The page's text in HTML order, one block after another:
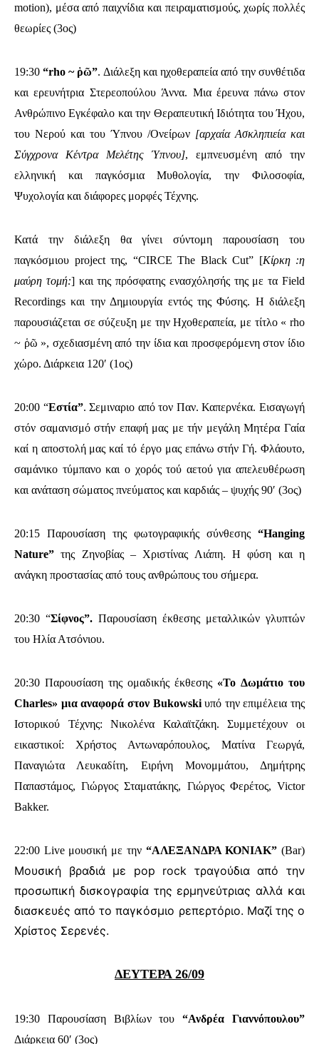
motion), μέσα από παιχνίδια και πειραματισμούς, χωρίς πολλές
θεωρίες (3ος)
19:30 “rho ~ ῥῶ”. Διάλεξη και ηχοθεραπεία από την συνθέτιδα
και ερευνήτρια Στερεοπούλου Άννα. Μια έρευνα πάνω στον
Ανθρώπινο Εγκέφαλο και την Θεραπευτική Ιδιότητα του Ήχου,
του Νερού και του Ύπνου /Ονείρων [αρχαία Ασκληπιεία και
Σύγχρονα Κέντρα Μελέτης Ύπνου], εμπνευσμένη από την
ελληνική και παγκόσμια Μυθολογία, την Φιλοσοφία,
Ψυχολογία και διάφορες μορφές Τέχνης.
Κατά την διάλεξη θα γίνει σύντομη παρουσίαση του
παγκόσμιου project της, “CIRCE The Black Cut” [Κίρκη :η
μαύρη τομή:] και της πρόσφατης ενασχόλησής της με τα Field
Recordings και την Δημιουργία εντός της Φύσης. Η διάλεξη
παρουσιάζεται σε σύζευξη με την Ηχοθεραπεία, με τίτλο « rho
~ ῥῶ », σχεδιασμένη από την ίδια και προσφερόμενη στον ίδιο
χώρο. Διάρκεια 120′ (1ος)
20:00 “Εστία”.Σεμιναριο από τον Παν. Καπερνέκα. Εισαγωγή
στόν σαμανισμό στήν επαφή μας με τήν μεγάλη Μητέρα Γαία
καί η αποστολή μας καί τό έργο μας επάνω στήν Γή. Φλάουτο,
σαμάνικο τύμπανο και ο χορός τού αετού για απελευθέρωση
και ανάταση σώματος πνεύματος και καρδιάς – ψυχής 90′ (3ος)
20:15 Παρουσίαση της φωτογραφικής σύνθεσης “Hanging
Nature” της Ζηνοβίας – Χριστίνας Λιάπη. Η φύση και η
ανάγκη προστασίας από τους ανθρώπους του σήμερα.
20:30 “Σίφνος”. Παρουσίαση έκθεσης μεταλλικών γλυπτών
του Ηλία Ατσόνιου.
20:30 Παρουσίαση της ομαδικής έκθεσης «To Δωμάτιο του
Charles» μια αναφορά στον Bukowskiυπό την επιμέλεια της
Ιστορικού Τέχνης: Νικολένα Καλαϊτζάκη. Συμμετέχουν οι
εικαστικοί: Χρήστος Αντωναρόπουλος, Ματίνα Γεωργά,
Παναγιώτα Λευκαδίτη, Ειρήνη Μονομμάτου, Δημήτρης
Παπαστάμος, Γιώργος Σταματάκης, Γιώργος Φερέτος, Victor
Bakker.
22:00 Live μουσική με την “ΑΛΕΞΑΝΔΡΑ ΚΟΝΙΑΚ” (Bar)
Μουσική βραδιά με pop rock τραγούδια από την
προσωπική δισκογραφία της ερμηνεύτριας αλλά και
διασκευές από το παγκόσμιο ρεπερτόριο. Μαζί της ο
Χρίστος Σερενές.
ΔΕΥΤΕΡΑ 26/09
19:30 Παρουσίαση Βιβλίων του“Ανδρέα Γιαννόπουλου”
Διάρκεια 60′ (3ος)